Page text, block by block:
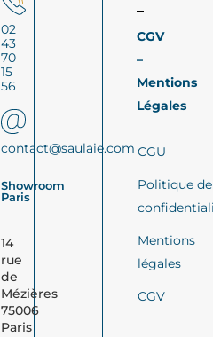
02
43
70
15
56
contact@saulaie.com
Showroom
Paris
14
rue
de
Mézières
75006
Paris
CGV
–
Mentions
Légales
CGU
Politique de
Mentions
légales
CGV